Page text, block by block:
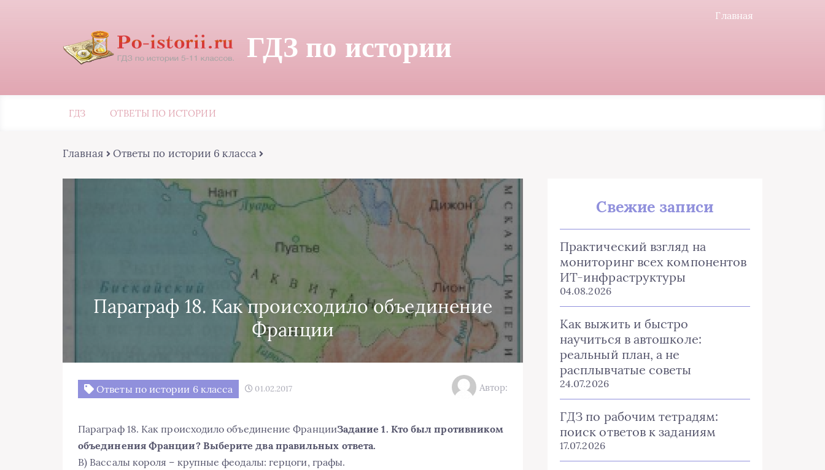
Главная
ГДЗ по истории
ГДЗ ОТВЕТЫ ПО ИСТОРИИ
Главная Ответы по истории 6 класса
Параграф 18. Как происходило объединение
Франции
Ответы по истории 6 класса 01.02.2017 Автор:
Параграф 18. Как происходило объединение ФранцииЗадание 1. Кто был противником
объединения Франции? Выберите два правильных ответа.
В) Вассалы короля – крупные феодалы: герцоги, графы.
Свежие записи
Практический взгляд на
мониторинг всех компонентов
ИТ-инфраструктуры
04.08.2026
Как выжить и быстро
научиться в автошколе:
реальный план, а не
расплывчатые советы
24.07.2026
ГДЗ по рабочим тетрадям:
поиск ответов к заданиям
17.07.2026